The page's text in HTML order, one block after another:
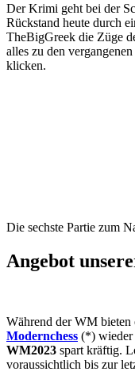
Der Krimi geht bei der
Rückstand heute durch
TheBigGreek die Züge
alles zu den
klicken.
Die sechste Partie zum
Angebot
Während der WM bieten
Modernchess (*) wieder
WM2023 spart kräftig.
voraussichtlich bis zur